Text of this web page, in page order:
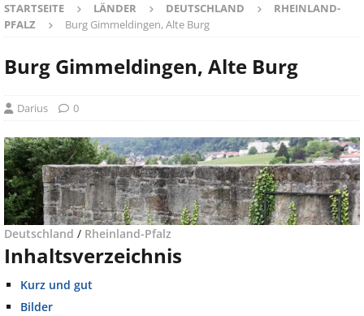
STARTSEITE LÄNDER DEUTSCHLAND
RHEINLAND-
PFALZ
Burg Gimmeldingen, Alte Burg
Burg Gimmeldingen, Alte Burg
Darius 0
Deutschland / Rheinland-Pfalz
Inhaltsverzeichnis
Kurz und gut
Bilder